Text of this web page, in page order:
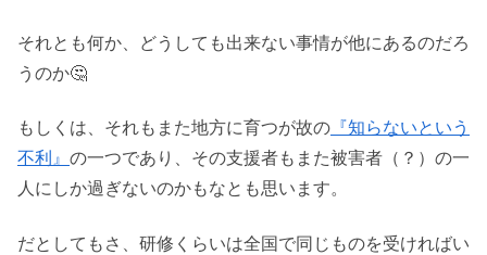
それとも何か、どうしても出来ない事情が他にあるのだろ
うのか🤔
もしくは、それもまた地方に育つが故の 『知らないという
不利』 の一つであり、その支援者もまた被害者（？）の一
人にしか過ぎないのかもなとも思います。
だとしてもさ、研修くらいは全国で同じものを受ければい